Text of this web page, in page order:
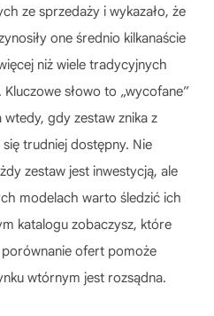
ze sprzedaży i wykazało, że
one średnio kilkanaście
niż wiele tradycyjnych
słowo to „wycofane”
wtedy, gdy zestaw znika z
trudniej dostępny. Nie
zestaw jest inwestycją, ale
modelach warto śledzić ich
katalogu zobaczysz, które
ofert pomoże
wtórnym jest rozsądna.